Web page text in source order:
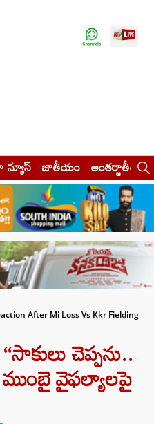
జాతీయం అంతర్జాతీయం
After Mi Loss Vs Kkr Fielding
చెప్పను..
వైఫల్యాలపై